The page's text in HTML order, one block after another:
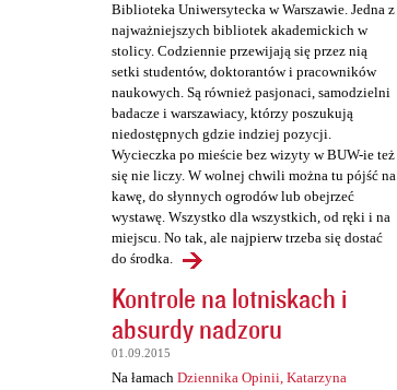
Biblioteka Uniwersytecka w Warszawie. Jedna z
najważniejszych bibliotek akademickich w
stolicy. Codziennie przewijają się przez nią
setki studentów, doktorantów i pracowników
naukowych. Są również pasjonaci, samodzielni
badacze i warszawiacy, którzy poszukują
niedostępnych gdzie indziej pozycji.
Wycieczka po mieście bez wizyty w BUW-ie też
się nie liczy. W wolnej chwili można tu pójść na
kawę, do słynnych ogrodów lub obejrzeć
wystawę. Wszystko dla wszystkich, od ręki i na
miejscu. No tak, ale najpierw trzeba się dostać
do środka.
Kontrole na lotniskach i
absurdy nadzoru
01.09.2015
Na łamach Dziennika Opinii, Katarzyna